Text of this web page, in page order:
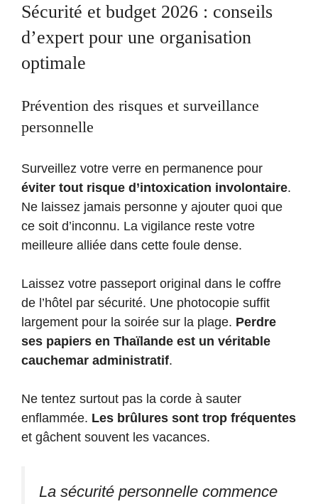
Sécurité et budget 2026 : conseils
d’expert pour une organisation
optimale
Prévention des risques et surveillance
personnelle
Surveillez votre verre en permanence pour
éviter tout risque d’intoxication involontaire.
Ne laissez jamais personne y ajouter quoi que
ce soit d’inconnu. La vigilance reste votre
meilleure alliée dans cette foule dense.
Laissez votre passeport original dans le coffre
de l’hôtel par sécurité. Une photocopie suffit
largement pour la soirée sur la plage. Perdre
ses papiers en Thaïlande est un véritable
cauchemar administratif.
Ne tentez surtout pas la corde à sauter
enflammée. Les brûlures sont trop fréquentes
et gâchent souvent les vacances.
La sécurité personnelle commence